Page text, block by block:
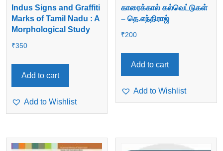
Indus Signs and Graffiti
Marks of Tamil Nadu : A
Morphological Study
₹350
Add to cart
Add to Wishlist
காரைக்கால் கல்வெட்டுகள்
– தெ.எந்திராஜ்
₹200
Add to cart
Add to Wishlist